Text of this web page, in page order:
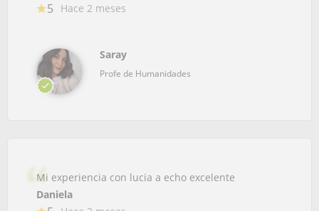
5 Hace 2 meses
Saray
Profe de Humanidades
Mi experiencia con lucia a echo excelente
Daniela